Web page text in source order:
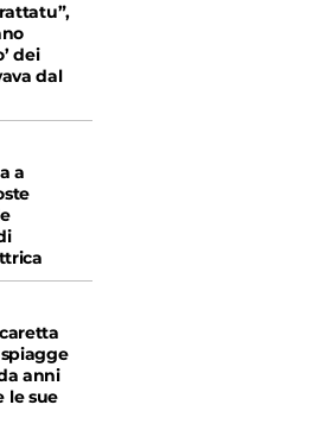
dei
dal
a
anni
le sue